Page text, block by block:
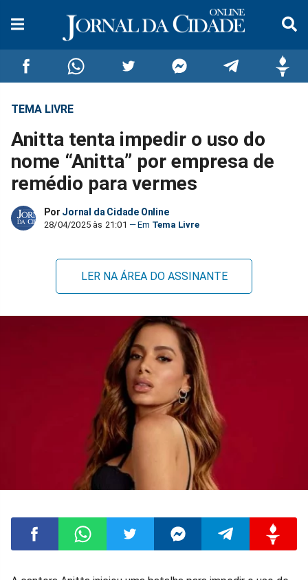
Compartilhar
no
Facebook
Compartilhar
no
Whatsapp
no
Twitter
no
Messenger
no
TEMA LIVRE
Anitta tenta impedir o uso do
nome “Anitta” por empresa de
remédio para vermes
Por Jornal da Cidade Online
28/04/2025 às 21:01 Tema Livre
LER NA ÁREA DO ASSINANTE